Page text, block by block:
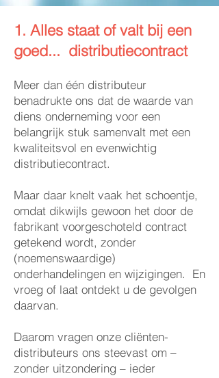
1. Alles staat of valt bij een
goed... distributiecontract
Meer dan één distributeur
benadrukte ons dat de waarde van
diens onderneming voor een
belangrijk stuk samenvalt met een
kwaliteitsvol en evenwichtig
distributiecontract.
Maar daar knelt vaak het schoentje,
omdat dikwijls gewoon het door de
fabrikant voorgeschoteld contract
getekend wordt, zonder
(noemenswaardige)
onderhandelingen en wijzigingen. En
vroeg of laat ontdekt u de gevolgen
daarvan.
Daarom vragen onze cliënten-
distributeurs ons steevast om –
zonder uitzondering – ieder